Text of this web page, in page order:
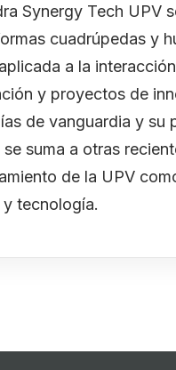
Synergy Tech UPV
cuadrúpedas y
a la
y proyectos de
de vanguardia y su
suma a otras
de la UPV
y tecnología.